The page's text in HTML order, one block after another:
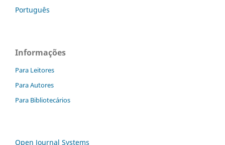
Português
Informações
Para Leitores
Para Autores
Para Bibliotecários
Open Journal Systems